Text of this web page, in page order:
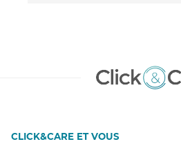
CLICK&CARE ET VOUS